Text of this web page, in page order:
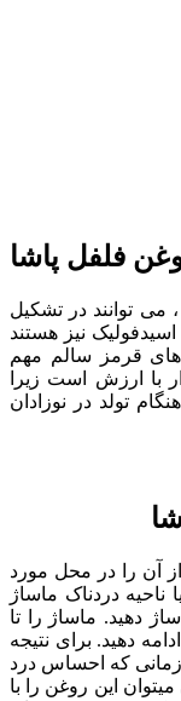
فلفل پاشا
توانند در تشکیل
نیز هستند
های قرمز سالم مهم
با ارزش است زیرا
تولد در نوزادان
آن را در محل مورد
دردناک ماساژ
ماساژ دهید. ماساژ را تا
دهید. برای نتیجه
زمانی که احساس درد
این روغن را با